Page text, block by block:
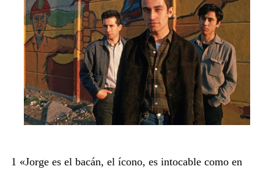
1 «Jorge es el bacán, el ícono, es intocable como en